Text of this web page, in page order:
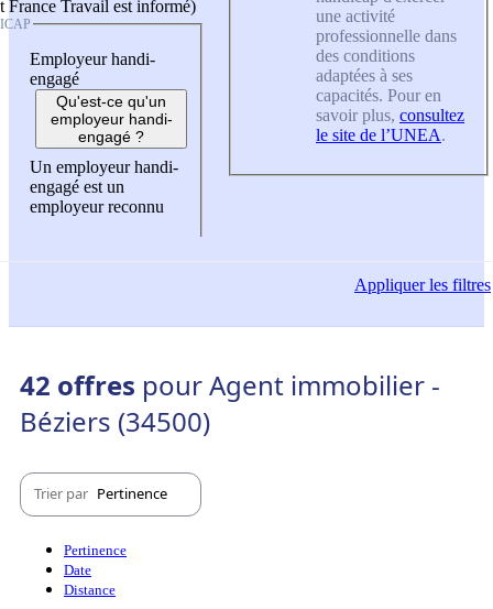
France Travail est informé)
Employeur handi-
engagé
Qu'est-ce qu'un
employeur handi-
engagé ?
Un employeur handi-
engagé est un
employeur reconnu
une activité
professionnelle dans
des conditions
adaptées à ses
capacités. Pour en
savoir plus, consultez
le site de l’UNEA.
Appliquerles filtres
42 offres pour Agent immobilier -
Béziers (34500)
Trier par Pertinence
Pertinence
Date
Distance